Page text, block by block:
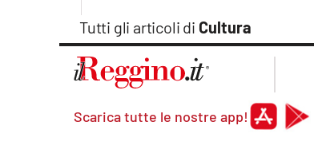
Tutti gli articoli di Cultura
Scarica tutte le nostre app!